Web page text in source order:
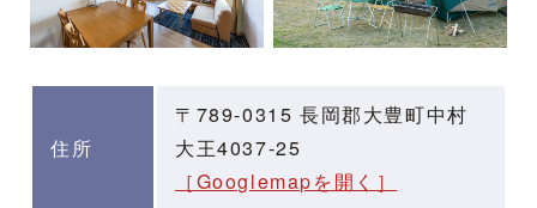
住所
〒789-0315 長岡郡大豊町中村
大王4037-25
［Googlemapを開く］